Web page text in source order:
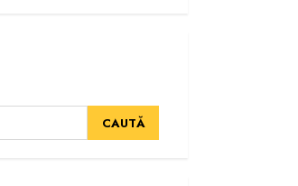
CAUTĂ